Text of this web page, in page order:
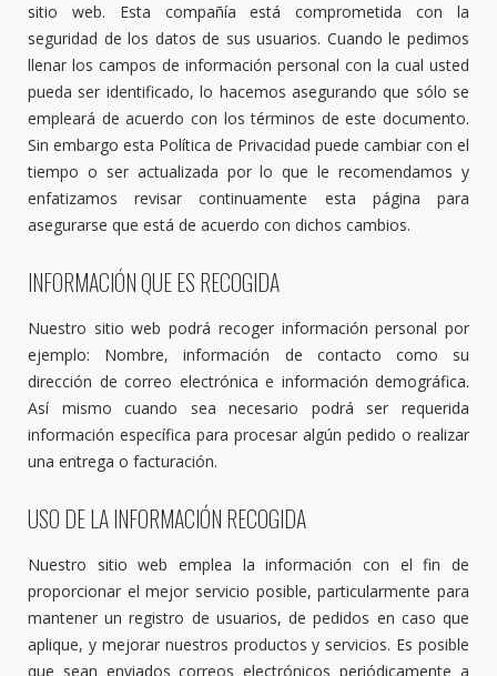
sitio web. Esta compañía está comprometida con la
seguridad de los datos de sus usuarios. Cuando le pedimos
llenar los campos de información personal con la cual usted
pueda ser identificado, lo hacemos asegurando que sólo se
empleará de acuerdo con los términos de este documento.
Sin embargo esta Política de Privacidad puede cambiar con el
tiempo o ser actualizada por lo que le recomendamos y
enfatizamos revisar continuamente esta página para
asegurarse que está de acuerdo con dichos cambios.
INFORMACIÓN QUE ES RECOGIDA
Nuestro sitio web podrá recoger información personal por
ejemplo: Nombre, información de contacto como su
dirección de correo electrónica e información demográfica.
Así mismo cuando sea necesario podrá ser requerida
información específica para procesar algún pedido o realizar
una entrega o facturación.
USO DE LA INFORMACIÓN RECOGIDA
Nuestro sitio web emplea la información con el fin de
proporcionar el mejor servicio posible, particularmente para
mantener un registro de usuarios, de pedidos en caso que
aplique, y mejorar nuestros productos y servicios. Es posible
que sean enviados correos electrónicos periódicamente a